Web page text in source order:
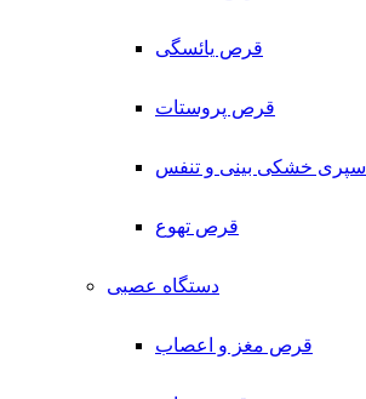
قرص یائسگی
قرص پروستات
اسپری خشکی بینی و تنفس
قرص تهوع
دستگاه عصبی
قرص مغز و اعصاب